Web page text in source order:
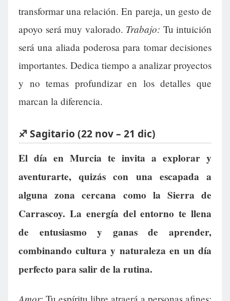
transformar una relación. En pareja, un gesto de
apoyo será muy valorado. Trabajo: Tu intuición
será una aliada poderosa para tomar decisiones
importantes. Dedica tiempo a analizar proyectos
y no temas profundizar en los detalles que
marcan la diferencia.
♐ Sagitario (22 nov – 21 dic)
El día en Murcia te invita a explorar y
aventurarte, quizás con una escapada a
alguna zona cercana como la Sierra de
Carrascoy. La energía del entorno te llena
de entusiasmo y ganas de aprender,
combinando cultura y naturaleza en un día
perfecto para salir de la rutina.